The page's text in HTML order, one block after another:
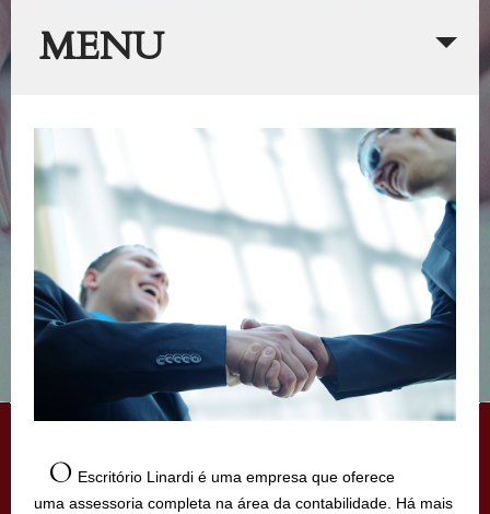
MENU
O Escritório Linardi é uma empresa que oferece
uma assessoria completa na área da contabilidade. Há mais